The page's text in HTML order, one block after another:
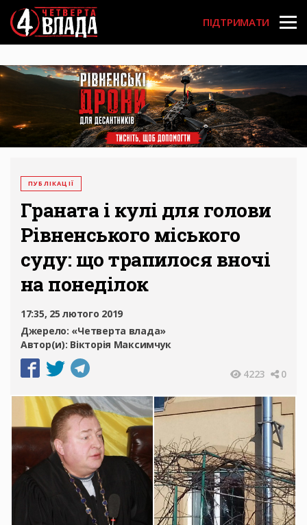
Перейти
до
основного
вмісту
User
account
menu
ПІДТРИМАТИ
ПУБЛІКАЦІЇ
Граната і кулі для голови
Рівненського міського
суду: що трапилося вночі
на понеділок
17:35, 25 лютого 2019
Джерело: «Четверта влада»
Автор(и): Вікторія Максимчук
4223 0